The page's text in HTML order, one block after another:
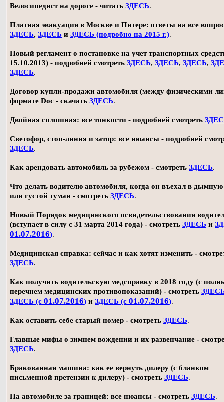
Велосипедист на дороге - читать ЗДЕСЬ.
Платная эвакуация в Москве и Питере: ответы на все
ЗДЕСЬ, ЗДЕСЬ и ЗДЕСЬ (подробно на 2015 г.).
Новый регламент о постановке на учет транспортных
15.10.2013) - подробней смотреть ЗДЕСЬ, ЗДЕСЬ, ЗДЕСЬ,
ЗДЕСЬ.
Договор купли-продажи автомобиля (между физическими
формате Doc - скачать ЗДЕСЬ.
Двойная сплошная: все тонкости - подробней смотреть
Светофор, стоп-линия и затор: все нюансы - подробней
ЗДЕСЬ.
Как арендовать автомобиль за рубежом - смотреть ЗДЕСЬ.
Что делать водителю автомобиля, когда он въехал в дымную
или густой туман - смотреть ЗДЕСЬ.
Новый Порядок медицинского освидетельствования
(вступает в силу с 31 марта 2014 года) - смотреть ЗДЕСЬ и
01.07.2016).
Медицинская справка: сейчас и как хотят изменить -
ЗДЕСЬ.
Как получить водительскую медсправку в 2018 году (с
перечнем медицинских противопоказаний) - смотреть
ЗДЕСЬ (с 01.07.2016) и ЗДЕСЬ (с 01.07.2016).
Как оставить себе старый номер - смотреть ЗДЕСЬ.
Главные мифы о зимнем вождении и их развенчание -
ЗДЕСЬ.
Бракованная машина: как ее вернуть дилеру (с бланком
письменной претензии к дилеру) - смотреть ЗДЕСЬ.
На автомобиле за границей: все нюансы - смотреть ЗДЕСЬ.